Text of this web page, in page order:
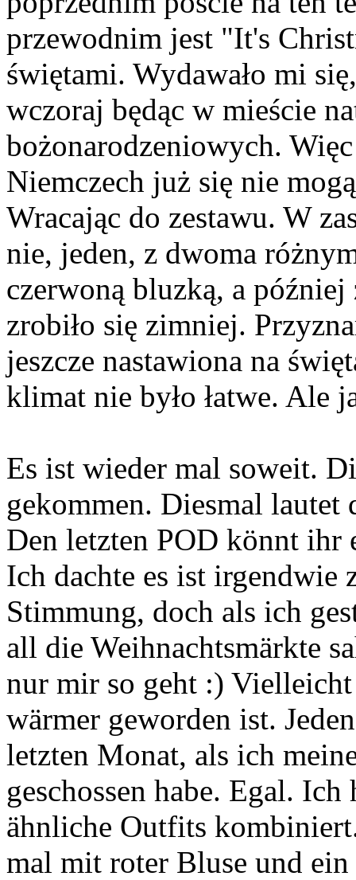
przewodnim jest "It's
świętami. Wydawało mi
wczoraj będąc w mieście
bożonarodzeniowych.
Niemczech już się nie
Wracając do zestawu. W
nie, jeden, z dwoma
czerwoną bluzką, a
zrobiło się zimniej.
jeszcze nastawiona na
klimat nie było łatwe. Ale
Es ist wieder mal soweit.
gekommen. Diesmal lautet
Den letzten POD könnt
Ich dachte es ist
Stimmung, doch als ich
all die Weihnachtsmärkte
nur mir so geht :) Vielleicht
wärmer geworden ist.
letzten Monat, als ich
geschossen habe. Egal.
ähnliche Outfits
mal mit roter Bluse und